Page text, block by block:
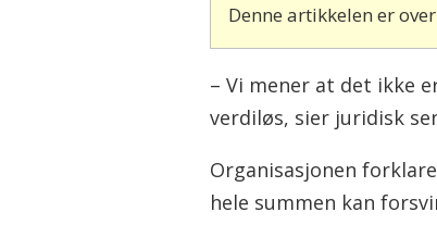
Denne artikkelen er
– Vi mener at det ikke
verdiløs, sier juridisk
Organisasjonen
hele summen kan